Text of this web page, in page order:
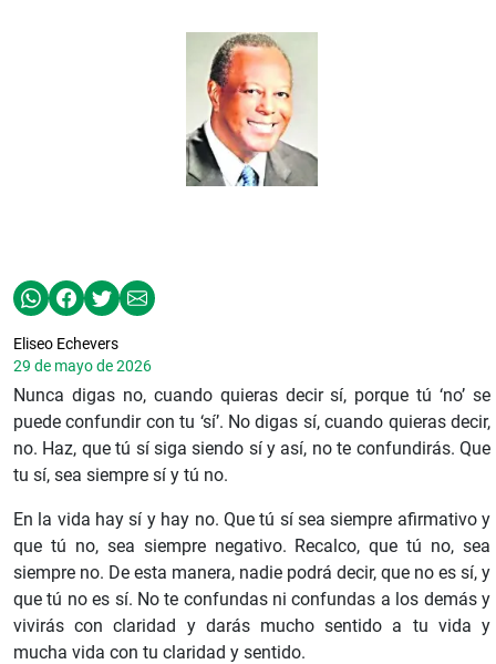
Eliseo Echevers
29 de mayo de 2026
Nunca digas no, cuando quieras decir sí, porque tú ‘no’ se
puede confundir con tu ‘sí’. No digas sí, cuando quieras decir,
no. Haz, que tú sí siga siendo sí y así, no te confundirás. Que
tu sí, sea siempre sí y tú no.
En la vida hay sí y hay no. Que tú sí sea siempre afirmativo y
que tú no, sea siempre negativo. Recalco, que tú no, sea
siempre no. De esta manera, nadie podrá decir, que no es sí, y
que tú no es sí. No te confundas ni confundas a los demás y
vivirás con claridad y darás mucho sentido a tu vida y
mucha vida con tu claridad y sentido.